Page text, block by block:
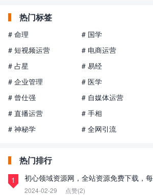
热门标签
# 命理 # 国学
# 短视频运营
# 电商运营
# 占星
# 易经
# 企业管理
# 医学
# 曾仕强
# 自媒体运营
# 直播运营
# 手相
# 神秘学
# 全网引流
热门排行
1 初心领域资源网，全站资源免费下载，
2024-02-29 点赞(2)